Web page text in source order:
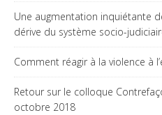
Une augmentation inquiétante
dérive du système socio-
Comment réagir à la violence à
Retour sur le colloque
octobre 2018